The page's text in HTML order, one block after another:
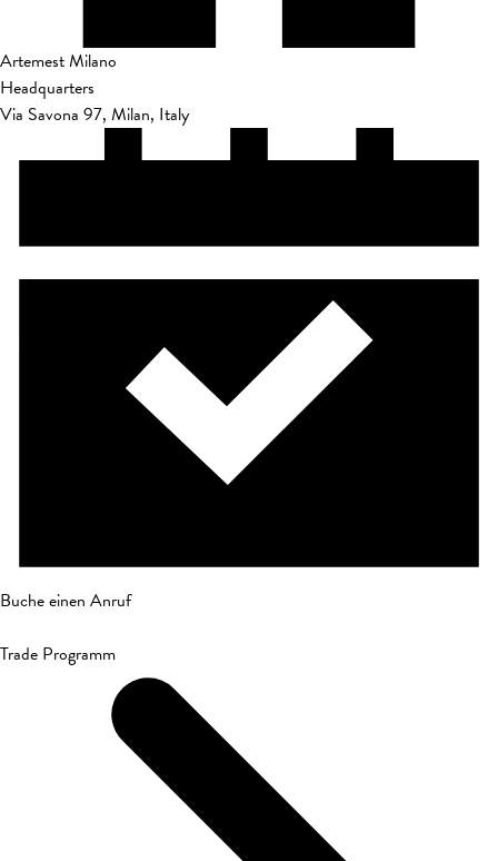
Artemest Milano
Headquarters
Via Savona 97, Milan, Italy
Buche einen Anruf
Trade Programm